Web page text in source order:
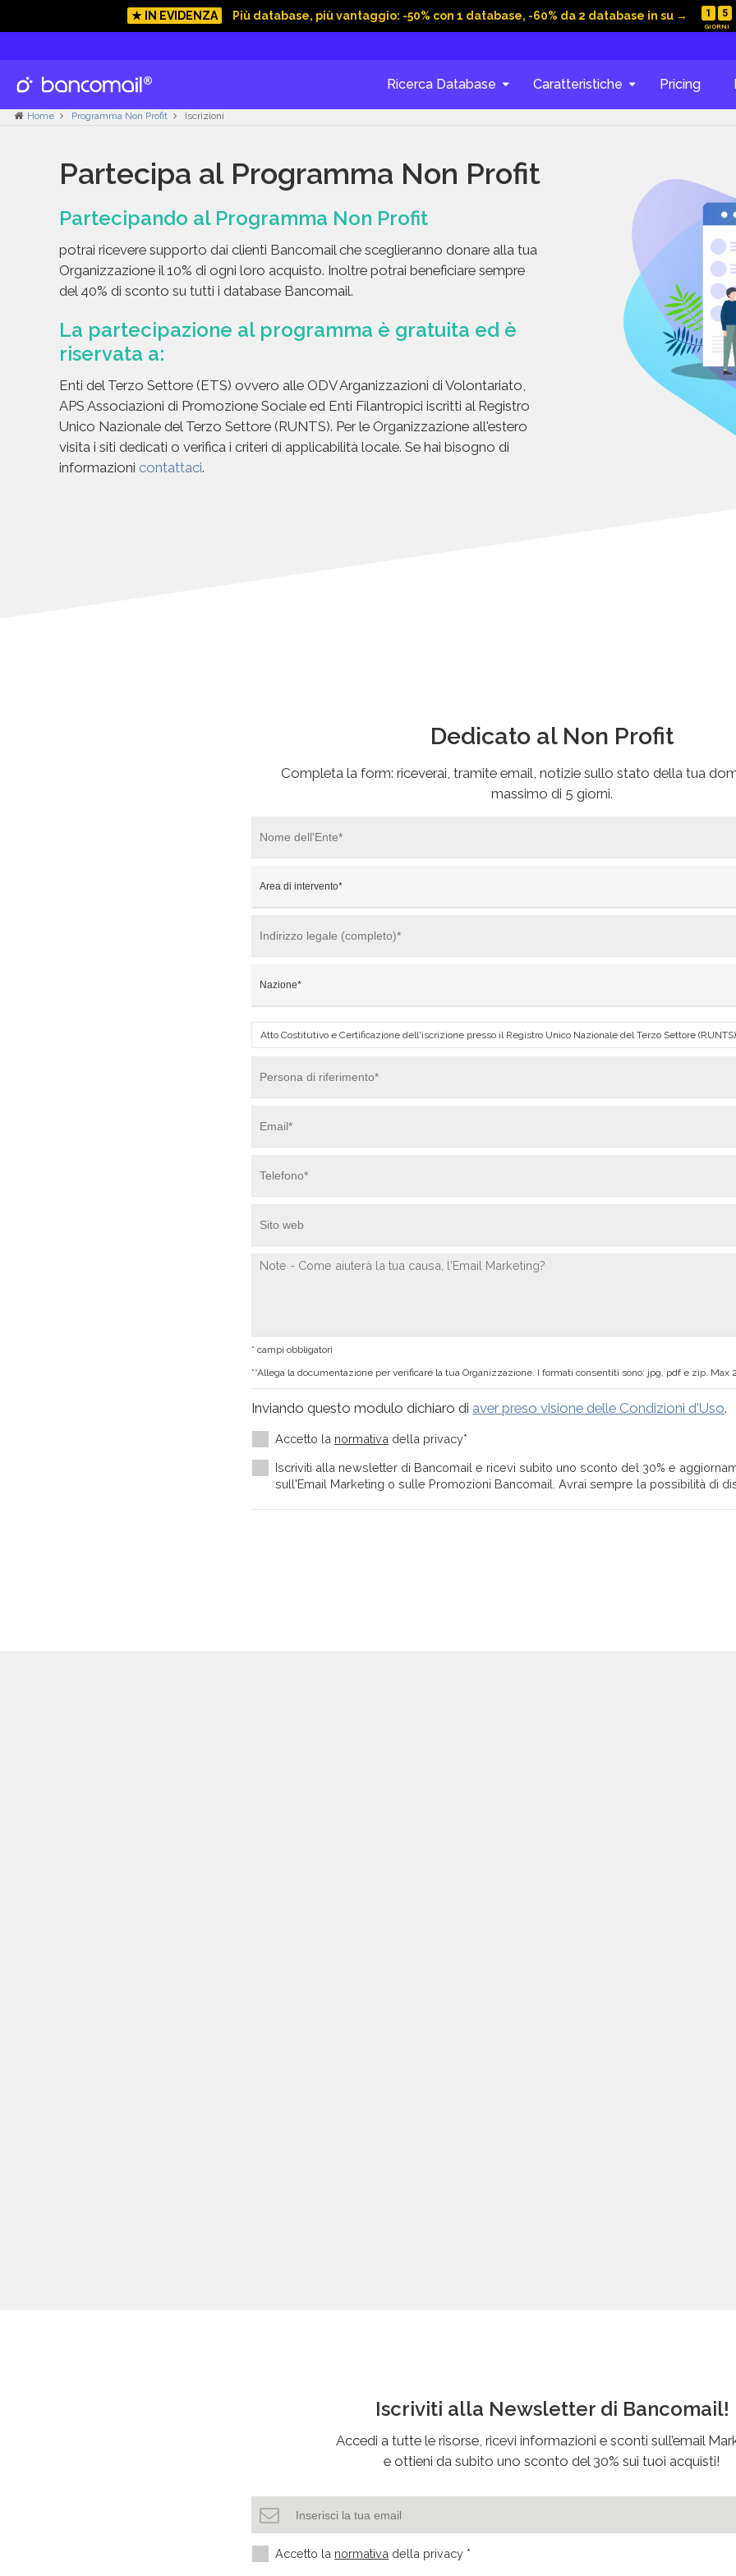
★ IN EVIDENZA Più database, più vantaggio: -50% con 1 database, -60% da 2 database in su → 1 5
Ricerca Database Caratteristiche Pricing
Home Programma Non Profit Iscrizioni
Partecipa al Programma Non Profit
Partecipando al Programma Non Profit
potrai ricevere supporto dai clienti Bancomail che sceglieranno donare alla tua
Organizzazione il 10% di ogni loro acquisto. Inoltre potrai beneficiare sempre
del 40% di sconto su tutti i database Bancomail.
La partecipazione al programma è gratuita ed è
riservata a:
Enti del Terzo Settore (ETS) ovvero alle ODV Arganizzazioni di Volontariato,
APS Associazioni di Promozione Sociale ed Enti Filantropici iscritti al Registro
Unico Nazionale del Terzo Settore (RUNTS). Per le Organizzazione all'estero
visita i siti dedicati o verifica i criteri di applicabilità locale. Se hai bisogno di
informazioni contattaci.
Dedicato al Non Profit
Completa la form: riceverai, tramite email, notizie sullo stato della tua
massimo di 5 giorni.
Atto Costitutivo e Certificazione dell'iscrizione presso il Registro Unico Nazionale del Terzo Settore
* campi obbligatori
**Allega la documentazione per verificare la tua Organizzazione. I formati consentiti sono: jpg, pdf e zip. Max
Inviando questo modulo dichiaro di aver preso visione delle Condizioni d'Uso.
Accetto la normativa della privacy*
Iscriviti alla newsletter di Bancomail e ricevi subito uno sconto del 30% e
sull'Email Marketing o sulle Promozioni Bancomail. Avrai sempre la possibilità di
Iscriviti alla Newsletter di Bancomail!
Accedi a tutte le risorse, ricevi informazioni e sconti sull’email
e ottieni da subito uno sconto del 30% sui tuoi acquisti!
Accetto la normativa della privacy *